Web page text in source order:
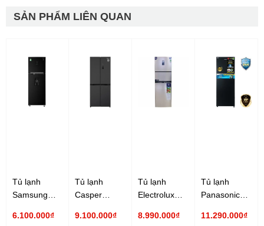
SẢN PHẨM LIÊN QUAN
Tủ lạnh
Samsung
lít
6.100.000₫
Tủ lạnh
Casper
lít RM-430PB
9.100.000₫
Tủ lạnh
Electrolux
lít
8.990.000₫
Tủ lạnh
Panasonic
lít NR-
11.290.000₫